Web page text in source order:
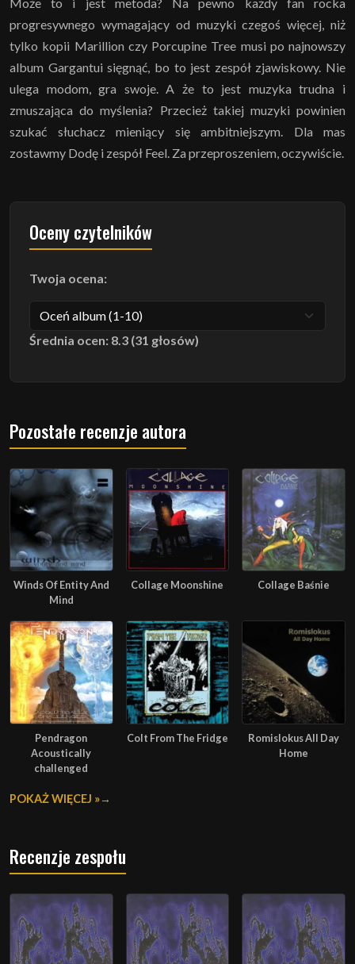
progresywnego wymagający od muzyki czegoś więcej, niż
tylko kopii Marillion czy Porcupine Tree musi po najnowszy
album Gargantui sięgnąć, bo to jest zespół zjawiskowy. Nie
ulega modom, gra swoje. A że to jest muzyka trudna i
zmuszająca do myślenia? Przecież takiej muzyki powinien
szukać słuchacz mieniący się ambitniejszym. Dla mas
zostawmy Dodę i zespół Feel. Za przeproszeniem, oczywiście.
Oceny czytelników
Twoja ocena:
Średnia ocen: 8.3 (31 głosów)
Pozostałe recenzje autora
Winds Of Entity And
Mind
Collage Moonshine Collage Baśnie
Pendragon
Acoustically
challenged
Colt From The Fridge
Romislokus All Day
Home
POKAŻ WIĘCEJ »
Recenzje zespołu